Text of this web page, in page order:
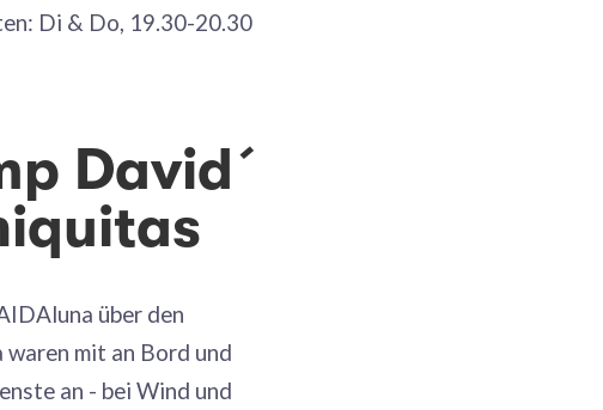
Di & Do, 19.30-20.30
David´
über den
mit an Bord und
an - bei Wind und